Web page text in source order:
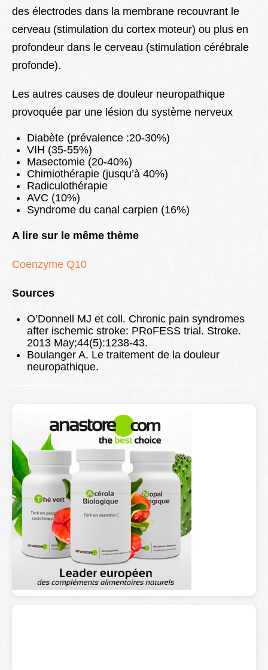
des électrodes dans la membrane recouvrant le
cerveau (stimulation du cortex moteur) ou plus en
profondeur dans le cerveau (stimulation cérébrale
profonde).
Les autres causes de douleur neuropathique
provoquée par une lésion du système nerveux
Diabète (prévalence :20-30%)
VIH (35-55%)
Masectomie (20-40%)
Chimiothérapie (jusqu’à 40%)
Radiculothérapie
AVC (10%)
Syndrome du canal carpien (16%)
A lire sur le même thème
Coenzyme Q10
Sources
O’Donnell MJ et coll. Chronic pain syndromes
after ischemic stroke: PRoFESS trial. Stroke.
2013 May;44(5):1238-43.
Boulanger A. Le traitement de la douleur
neuropathique.